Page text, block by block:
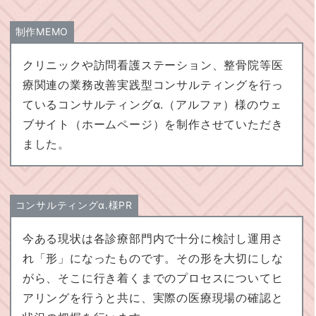
制作MEMO
クリニックや訪問看護ステーション、整骨院等医
療関連の業務改善実践型コンサルティングを行っ
ているコンサルティングα.（アルファ）様のウェ
ブサイト（ホームページ）を制作させていただき
ました。
コンサルティングα.様PR
今ある現状は各診療部門内で十分に検討し運用さ
れ「形」になったものです。その形を大切にしな
がら、そこに行き着くまでのプロセスについてヒ
アリングを行うと共に、実際の医療現場の確認と